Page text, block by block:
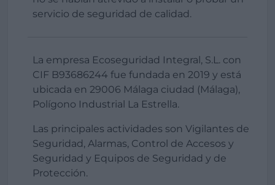
servicio de seguridad de calidad.
La empresa Ecoseguridad Integral, S.L. con
CIF B93686244 fue fundada en 2019 y está
ubicada en 29006 Málaga ciudad (Málaga),
Polígono Industrial La Estrella.
Las principales actividades son Vigilantes de
Seguridad, Alarmas, Control de Accesos y
Seguridad y Equipos de Seguridad y de
Protección.